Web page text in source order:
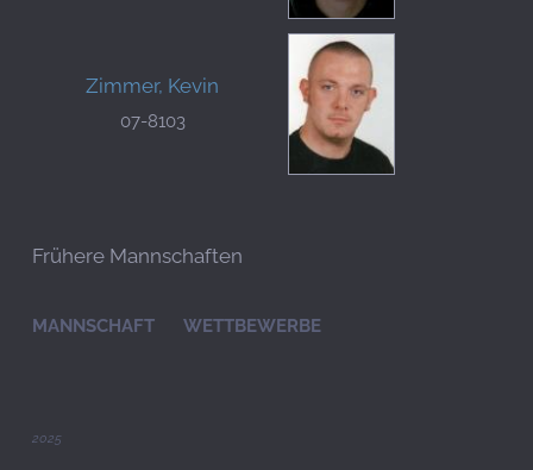
Zimmer, Kevin
07-8103
Frühere Mannschaften
MANNSCHAFT WETTBEWERBE
2025